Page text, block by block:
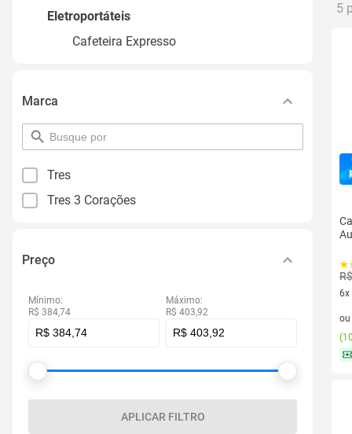
Eletroportáteis
Cafeteira Expresso
Marca
pesquisar
por
Tres
Tres 3 Corações
Preço
Mínimo:
R$ 384,74
Máximo:
R$ 403,92
APLICAR FILTRO
5
6x
6
ou
(